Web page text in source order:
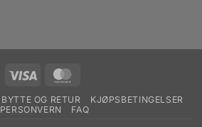
Visa
BYTTE OG RETUR
KJØPSBETINGELSER
PERSONVERN
FAQ